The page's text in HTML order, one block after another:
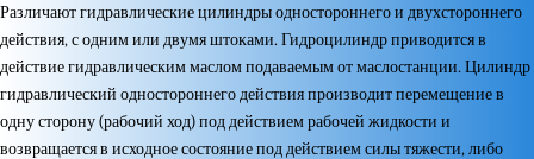
Различают гидравлические цилиндры одностороннего и двухстороннего
действия, с одним или двумя штоками. Гидроцилиндр приводится в
действие гидравлическим маслом подаваемым от маслостанции. Цилиндр
гидравлический одностороннего действия производит перемещение в
одну сторону (рабочий ход) под действием рабочей жидкости и
возвращается в исходное состояние под действием силы тяжести, либо